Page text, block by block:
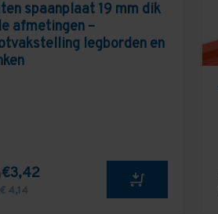
spaanplaat 19 mm dik
afmetingen –
legborden en
€3,42
€ 4,14